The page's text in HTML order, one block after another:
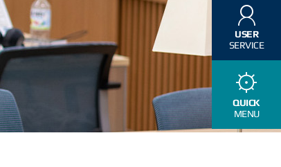
USER
SERVICE
QUICK
MENU